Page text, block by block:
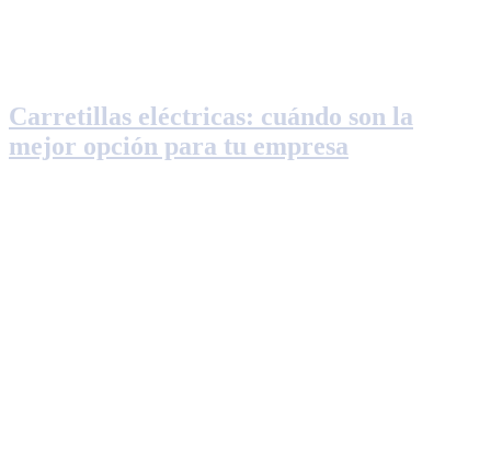
Carretillas eléctricas: cuándo son la
mejor opción para tu empresa